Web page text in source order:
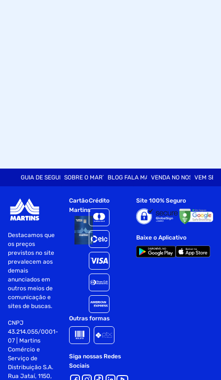
GUIA DE SEGURANÇASOBRE O MARTINSBLOG FALA MARTVENDA NO NOSSO SITE
VEM SER
Destacamos que
os preços
previstos no site
prevalecem aos
demais
anunciados em
outros meios de
comunicação e
sites de buscas.
CNPJ
43.214.055/0001-
07 | Martins
Comércio e
Serviço de
Distribuição S.A.
Rua Jataí, 1150,
Cartão
Martins
Crédito
Outras formas
Siga nossas Redes
Sociais
Site 100% Seguro
Baixe o Aplicativo